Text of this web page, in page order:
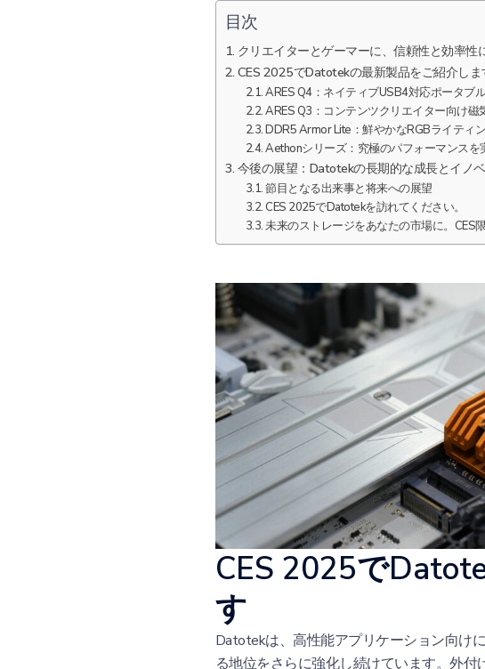
目次
クリエイターとゲーマーに、信頼性と効率性
CES 2025でDatotekの最新製品をご紹介しま
ARES Q4：ネイティブUSB4対応ポータブ
ARES Q3：コンテンツクリエイター向け磁
DDR5 Armor Lite：鮮やかなRGBライティ
Aethonシリーズ：究極のパフォーマンスを
今後の展望：Datotekの長期的な成長とイノ
節目となる出来事と将来への展望
CES 2025でDatotekを訪れてください。
未来のストレージをあなたの市場に。CES
CES 2025で
す
Datotekは、高性能アプリケーション向け
る地位をさらに強化し続けています。外